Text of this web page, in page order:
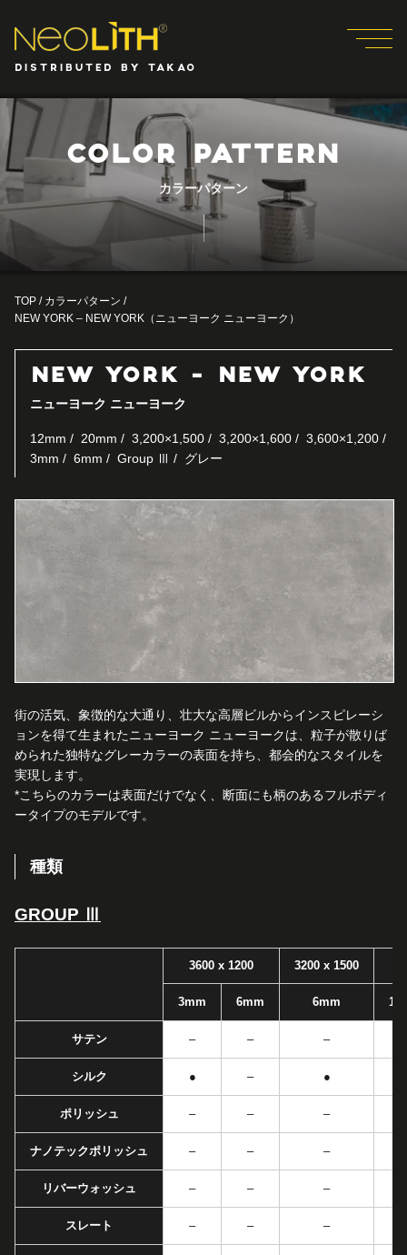
DISTRIBUTED BY TAKAO
COLOR PATTERN
カラーパターン
TOP / カラーパターン /
NEW YORK – NEW YORK（ニューヨーク ニューヨーク）
NEW YORK - NEW YORK
ニューヨーク ニューヨーク
12mm 20mm 3,200×1,500 3,200×1,600
3,600×1,200
3mm
6mm Group Ⅲ グレー
街の活気、象徴的な大通り、壮大な高層ビルからインスピレーシ
ョンを得て生まれたニューヨーク ニューヨークは、粒子が散りば
められた独特なグレーカラーの表面を持ち、都会的なスタイルを
実現します。
*こちらのカラーは表面だけでなく、断面にも柄のあるフルボディ
ータイプのモデルです。
種類
GROUP Ⅲ
3600 x 1200 3200 x 1500
3mm 6mm 6mm
サテン – – –
シルク ● – ●
ポリッシュ – – –
ナノテックポリッシュ – – –
リバーウォッシュ – – –
スレート – – –